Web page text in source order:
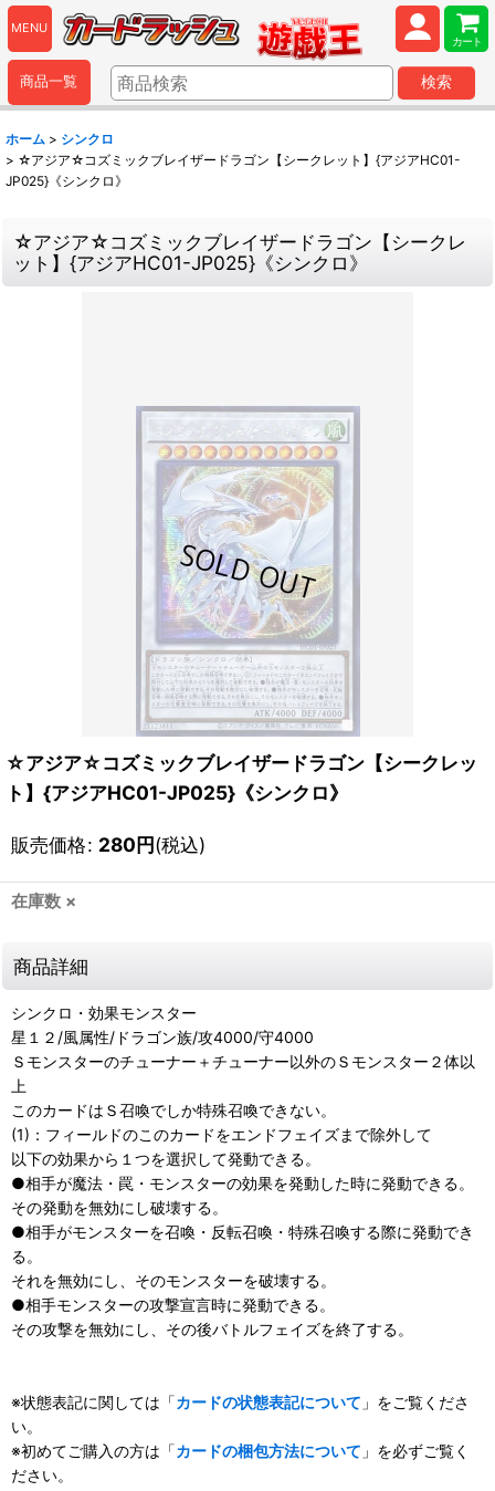
MENU
カート
商品一覧 検索
ホーム > シンクロ
> ☆アジア☆コズミックブレイザードラゴン【シークレット】{アジアHC01-
JP025}《シンクロ》
☆アジア☆コズミックブレイザードラゴン【シークレ
ット】{アジアHC01-JP025}《シンクロ》
☆アジア☆コズミックブレイザードラゴン【シークレッ
ト】{アジアHC01-JP025}《シンクロ》
販売価格: 280円(税込)
在庫数 ×
商品詳細
シンクロ・効果モンスター
星１２/風属性/ドラゴン族/攻4000/守4000
Ｓモンスターのチューナー＋チューナー以外のＳモンスター２体以
上
このカードはＳ召喚でしか特殊召喚できない。
(1)：フィールドのこのカードをエンドフェイズまで除外して
以下の効果から１つを選択して発動できる。
●相手が魔法・罠・モンスターの効果を発動した時に発動できる。
その発動を無効にし破壊する。
●相手がモンスターを召喚・反転召喚・特殊召喚する際に発動でき
る。
それを無効にし、そのモンスターを破壊する。
●相手モンスターの攻撃宣言時に発動できる。
その攻撃を無効にし、その後バトルフェイズを終了する。
※状態表記に関しては「カードの状態表記について 」をご覧くださ
い。
※初めてご購入の方は「カードの梱包方法について 」を必ずご覧く
ださい。